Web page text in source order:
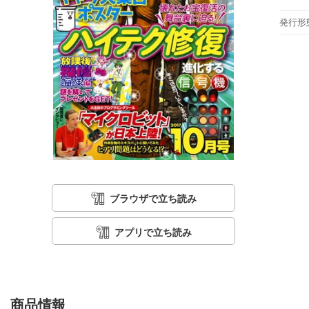
ブラウザで立ち読み
アプリで立ち読み
発行形
商品情報